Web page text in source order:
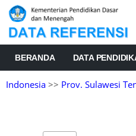
BERANDA DATA
Indonesia >> Prov. Sulawesi